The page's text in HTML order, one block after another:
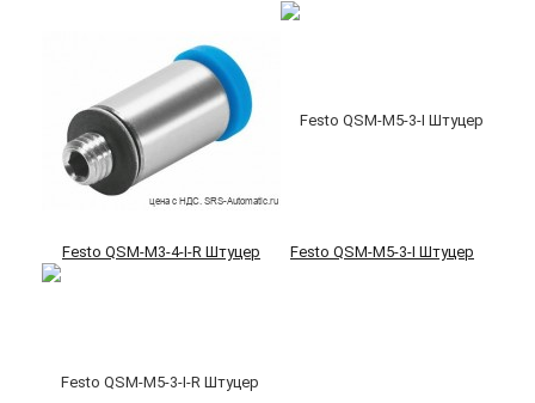
Festo QSM-M3-4-I-R Штуцер Festo QSM-M5-3-I Штуцер